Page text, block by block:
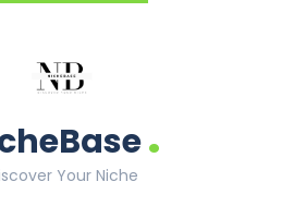
.
Your Niche